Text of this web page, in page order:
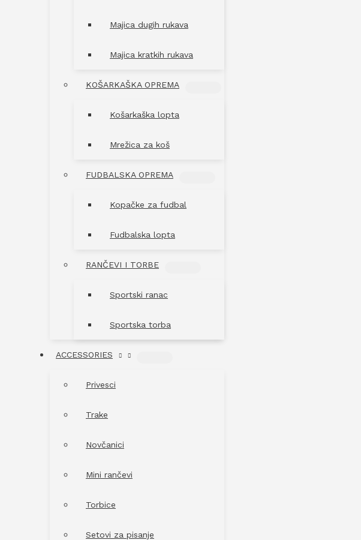
Majica dugih rukava
Majica kratkih rukava
KOŠARKAŠKA OPREMA
Košarkaška lopta
Mrežica za koš
FUDBALSKA OPREMA
Kopačke za fudbal
Fudbalska lopta
RANČEVI I TORBE
Sportski ranac
Sportska torba
ACCESSORIES
Privesci
Trake
Novčanici
Mini rančevi
Torbice
Setovi za pisanje